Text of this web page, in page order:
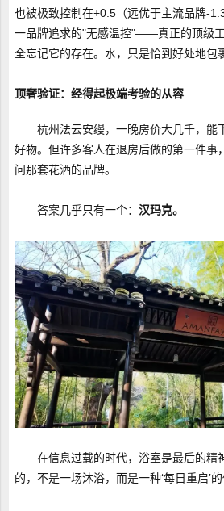
也被极致控制在+0.5（远优于主流品牌-
一品牌追求的"无感温控"——真正的顶级
全忘记它的存在。水，只是恰到好处地包
顶奢验证：经得起极端考验的从容
杭州法云安缦，一晚房价大几千，能
好物。但许多客人在退房后做的第一件事
问那套花洒的品牌。
答案几乎只有一个： 汉玛克。
在信息过载的时代，浴室是最后的精
的，不是一场沐浴，而是一种‘每日重启’的